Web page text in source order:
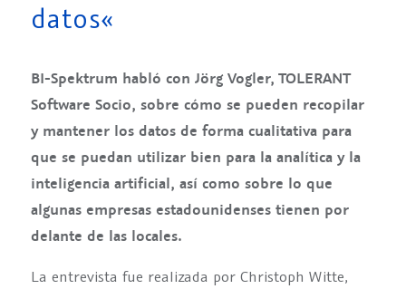
datos«
BI-Spektrum habló con Jörg Vogler, TOLERANT
Software Socio, sobre cómo se pueden recopilar
y mantener los datos de forma cualitativa para
que se puedan utilizar bien para la analítica y la
inteligencia artificial, así como sobre lo que
algunas empresas estadounidenses tienen por
delante de las locales.
La entrevista fue realizada por Christoph Witte,